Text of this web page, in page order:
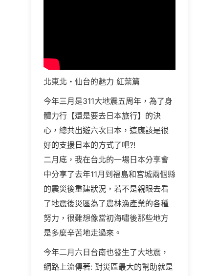
北東北・仙台的魅力 紅葉篇
今年三月是311大地震五周年，為了身
體力行【還是要去日本旅行】的決
心，總共出遊六次日本，這應該是很
好的支援日本的方式了吧?!
二月底，我在台北的一場日本分享會
中分享了去年11月到福島和宮城兩個縣
的震災後重建狀況，若不是親眼去看
了地震後災區為了農林漁產業的各種
努力，很難想像當初海嘯後那些地方
是多麼辛苦地走過來。
今年二月六日台南也發生了大地震，
網路上流傳著: 對災區最大的幫助就是